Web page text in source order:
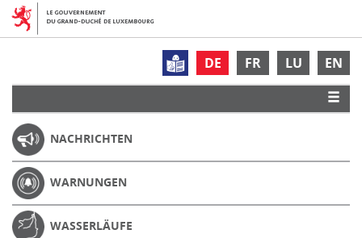
DE FR LU EN
NACHRICHTEN
WARNUNGEN
WASSERLÄUFE